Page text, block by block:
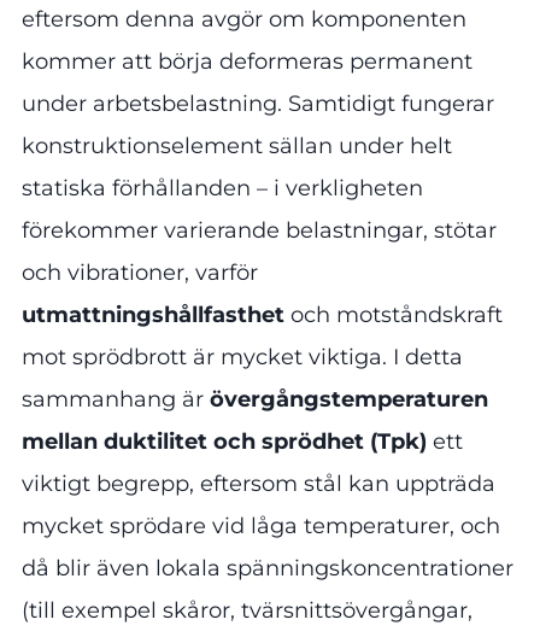
eftersom denna avgör om komponenten
kommer att börja deformeras permanent
under arbetsbelastning. Samtidigt fungerar
konstruktionselement sällan under helt
statiska förhållanden – i verkligheten
förekommer varierande belastningar, stötar
och vibrationer, varför
utmattningshållfasthet och motståndskraft
mot sprödbrott är mycket viktiga. I detta
sammanhang är övergångstemperaturen
mellan duktilitet och sprödhet (Tpk) ett
viktigt begrepp, eftersom stål kan uppträda
mycket sprödare vid låga temperaturer, och
då blir även lokala spänningskoncentrationer
(till exempel skåror, tvärsnittsövergångar,